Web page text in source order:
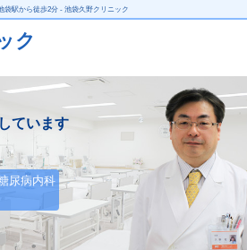
駅から徒歩2分 - 池袋久野クリニック
ク
ています
尿病内科